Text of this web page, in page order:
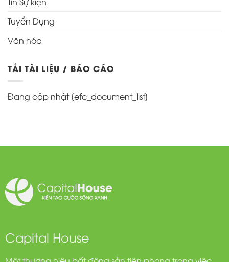
Tuyển Dụng
Văn hóa
TẢI TÀI LIỆU / BÁO CÁO
Đang cập nhật [efc_document_list]
Capital House